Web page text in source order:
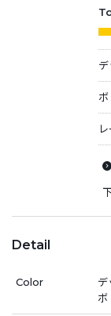
デ
ボ
Detail
Color
デ
ボ